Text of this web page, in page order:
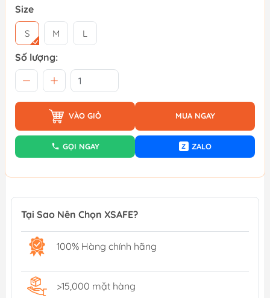
Size
S M L
Số lượng:
VÀO GIỎ MUA NGAY
GỌI NGAY Z ZALO
Tại Sao Nên Chọn XSAFE?
100% Hàng chính hãng
>15,000 mặt hàng